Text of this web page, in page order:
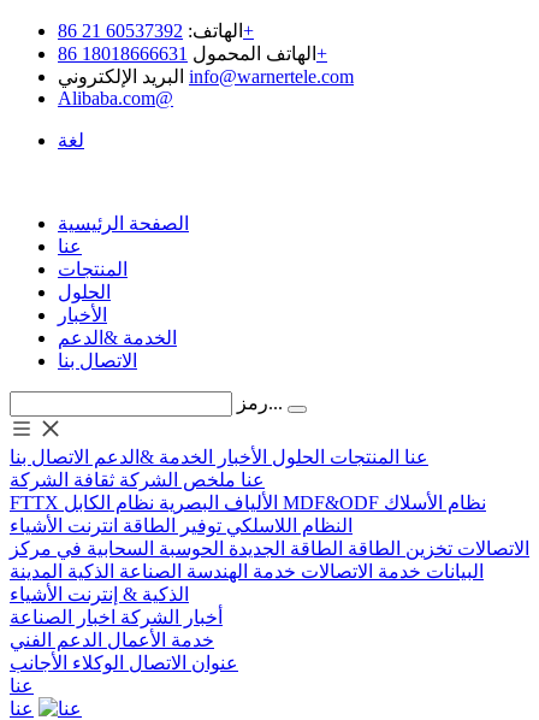
الهاتف: 60537392 21 86+
الهاتف المحمول 18018666631 86+
info@warnertele.com
Alibaba.com@
لغة
الصفحة الرئيسية
عنا
المنتجات
الحلول
الأخبار
الخدمة &الدعم
الاتصال بنا
رمز...
عنا المنتجات الحلول الأخبار الخدمة &الدعم
الاتصال بنا
عنا ملخص الشركة ثقافة الشركة
FTTX
الألياف البصرية MDF&ODF نظام الأسلاك
النظام اللاسلكي توفير الطاقة انترنت الأشياء
الاتصالات تخزين الطاقة الطاقة الجديدة الحوسبة السحابية في مركز
البيانات خدمة الاتصالات خدمة الهندسة الصناعة الذكية المدينة
الذكية & إنترنت الأشياء
أخبار الشركة اخبار الصناعة
خدمة الأعمال الدعم الفني
عنوان الاتصال الوكلاء الأجانب
عنا
عنا